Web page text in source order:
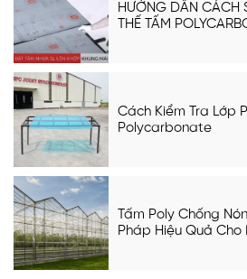
HƯỚNG DẪN CÁCH
THẾ TẤM
Cách Kiểm Tra Lớp
Polycarbonate
Tấm Poly Chống
Pháp Hiệu Quả Cho